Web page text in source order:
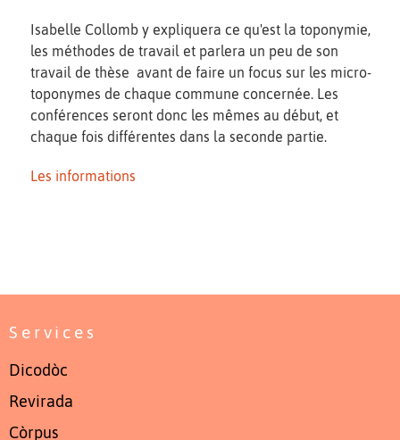
Isabelle Collomb y expliquera ce qu'est la toponymie,
les méthodes de travail et parlera un peu de son
travail de thèse avant de faire un focus sur les micro-
toponymes de chaque commune concernée. Les
conférences seront donc les mêmes au début, et
chaque fois différentes dans la seconde partie.
Les informations
Services
Dicodòc
Revirada
Còrpus